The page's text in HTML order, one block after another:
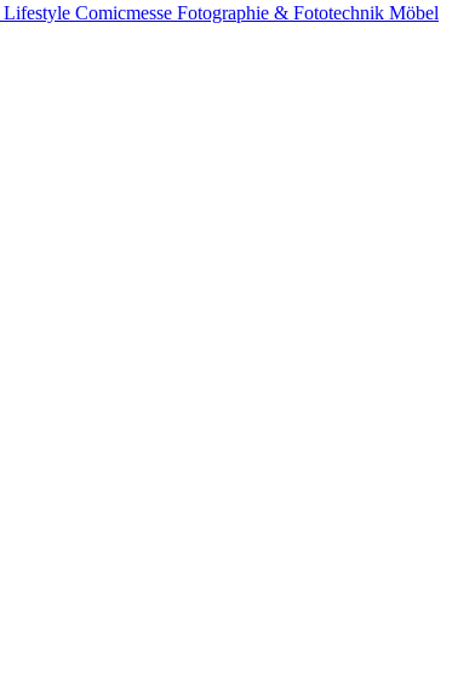
Lifestyle Comicmesse Fotographie & Fototechnik Möbel